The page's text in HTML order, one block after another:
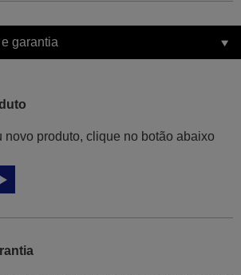
garantia
novo produto, clique no botão abaixo